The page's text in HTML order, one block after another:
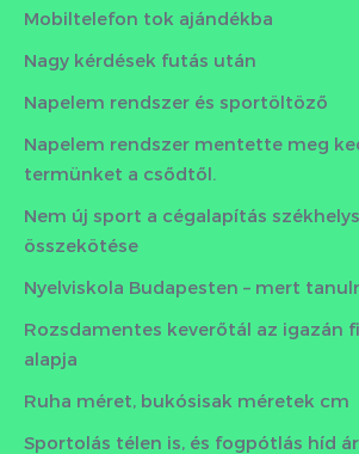
Mobiltelefon tok ajándékba
Nagy kérdések futás után
Napelem rendszer és sportöltöző
Napelem rendszer mentette meg
termünket a csődtől.
Nem új sport a cégalapítás
összekötése
Nyelviskola Budapesten – mert
Rozsdamentes keverőtál az igazán
alapja
Ruha méret, bukósisak méretek cm
Sportolás télen is, és fogpótlás híd